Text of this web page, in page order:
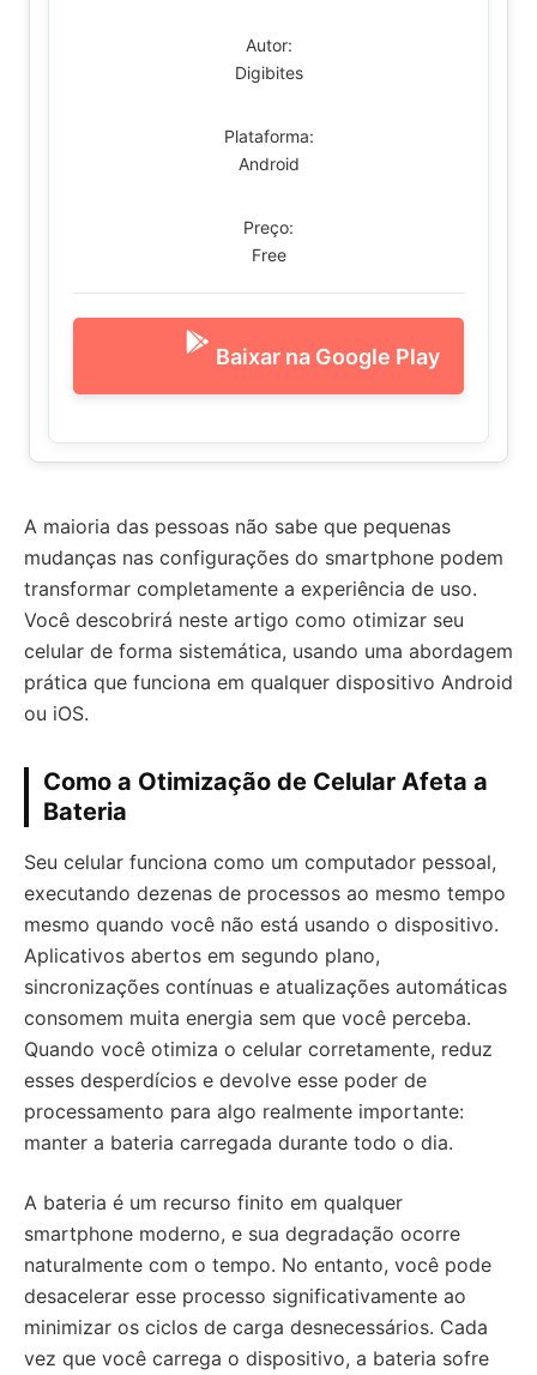
Autor:
Digibites
Plataforma:
Android
Preço:
Free
Baixar na Google Play
A maioria das pessoas não sabe que pequenas
mudanças nas configurações do smartphone podem
transformar completamente a experiência de uso.
Você descobrirá neste artigo como otimizar seu
celular de forma sistemática, usando uma abordagem
prática que funciona em qualquer dispositivo Android
ou iOS.
Como a Otimização de Celular Afeta a
Bateria
Seu celular funciona como um computador pessoal,
executando dezenas de processos ao mesmo tempo
mesmo quando você não está usando o dispositivo.
Aplicativos abertos em segundo plano,
sincronizações contínuas e atualizações automáticas
consomem muita energia sem que você perceba.
Quando você otimiza o celular corretamente, reduz
esses desperdícios e devolve esse poder de
processamento para algo realmente importante:
manter a bateria carregada durante todo o dia.
A bateria é um recurso finito em qualquer
smartphone moderno, e sua degradação ocorre
naturalmente com o tempo. No entanto, você pode
desacelerar esse processo significativamente ao
minimizar os ciclos de carga desnecessários. Cada
vez que você carrega o dispositivo, a bateria sofre